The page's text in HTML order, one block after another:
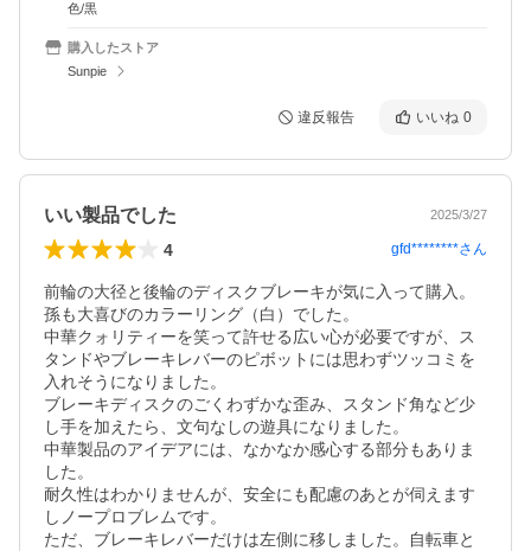
色/黒
購入したストア
Sunpie
違反報告 いいね 0
いい製品でした 2025/3/27
4 gfd********さん
前輪の大径と後輪のディスクブレーキが気に入って購入。
孫も大喜びのカラーリング（白）でした。
中華クォリティーを笑って許せる広い心が必要ですが、ス
タンドやブレーキレバーのピボットには思わずツッコミを
入れそうになりました。
ブレーキディスクのごくわずかな歪み、スタンド角など少
し手を加えたら、文句なしの遊具になりました。
中華製品のアイデアには、なかなか感心する部分もありま
した。
耐久性はわかりませんが、安全にも配慮のあとが伺えます
しノープロブレムです。
ただ、ブレーキレバーだけは左側に移しました。自転車と